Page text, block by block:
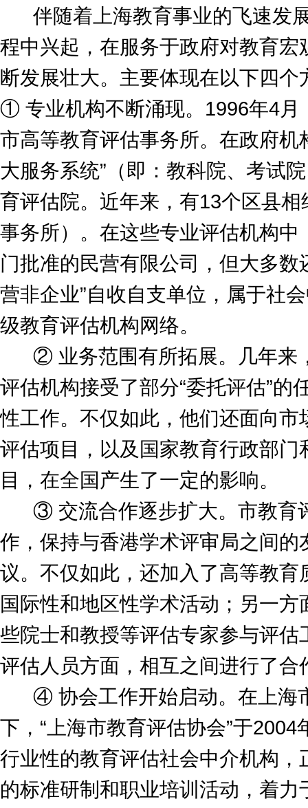
伴随着上海教育事业的飞速发
程中兴起，在服务于政府对教育
断发展壮大。主要体现在以下四个
① 专业机构不断涌现。1996年4
市高等教育评估事务所。在政府
大服务系统”（即：教科院、考试
育评估院。近年来，有13个区县
事务所）。在这些专业评估机构
门批准的民营有限公司，但大多
营非企业”自收自支单位，属于社
级教育评估机构网络。
② 业务范围有所拓展。几年来
评估机构接受了部分“委托评估”
性工作。不仅如此，他们还面向
评估项目，以及国家教育行政部
目，在全国产生了一定的影响。
③ 交流合作逐步扩大。市教育
作，保持与香港学术评审局之间
议。不仅如此，还加入了高等教
国际性和地区性学术活动；另一方
些院士和教授等评估专家参与评
评估人员方面，相互之间进行了合
④ 协会工作开始启动。在上海
下，“上海市教育评估协会”于
行业性的教育评估社会中介机构
的标准研制和职业培训活动，着